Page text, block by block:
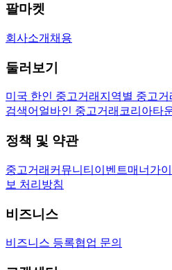
팔마켓
회사소개 채용
둘러보기
미국 한인 중고거래 지역별 중고거
검색어 얼바인 중고거래 코리아타
정책 및 약관
중고거래 커뮤니티 이벤트매너가
보 처리방침
비즈니스
비즈니스 등록협업 문의